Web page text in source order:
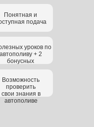
Понятная и
подача
Возможность
проверить
свои знания в
автополиве
уроков по
автополиву + 2
бонусных
и